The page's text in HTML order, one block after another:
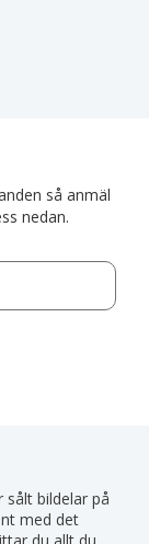
så anmäl
nedan.
sålt bildelar på
med det
du allt du